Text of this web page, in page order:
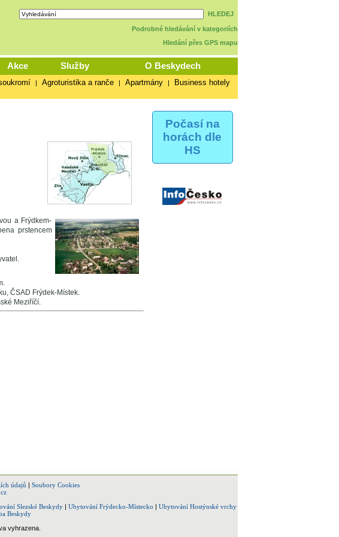
HLEDEJ
Podrobné hledávání v kategoriích
Hledání přes GPS mapu
Akce Služby O Beskydech
| Agroturistika a ranče | Apartmány | Business hotely
a Frýdkem-
prstencem
ČSAD Frýdek-Místek.
Meziříčí.
Počasí na
horách dle
HS
údajů | Soubory Cookies
Slezské Beskydy | Ubytování Frýdecko-Místecko | Ubytování Hostýnské vrchy
Beskydy
vyhrazena.